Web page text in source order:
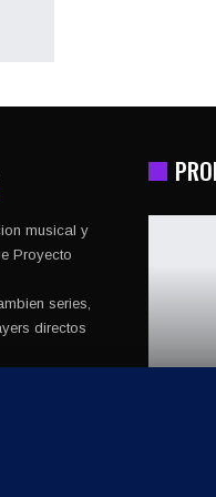
musical y
Proyecto
series,
directos